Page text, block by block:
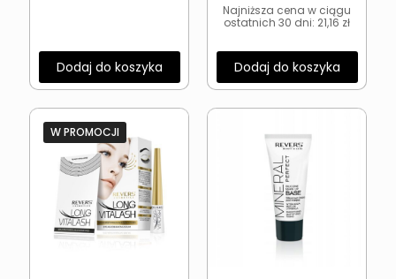
Dodaj do koszyka
wynosiła:
28,22 zł.21,16 zł.
Najniższa cena w ciągu
ostatnich 30 dni: 21,16 zł
Dodaj do koszyka
W PROMOCJI